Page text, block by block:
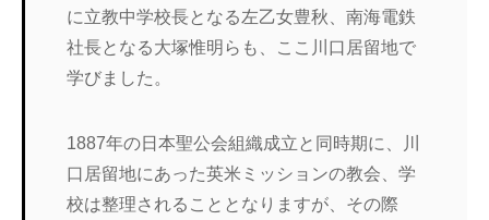
に立教中学校長となる左乙女豊秋、南海電鉄
社長となる大塚惟明らも、ここ川口居留地で
学びました。
1887年の日本聖公会組織成立と同時期に、川
口居留地にあった英米ミッションの教会、学
校は整理されることとなりますが、その際